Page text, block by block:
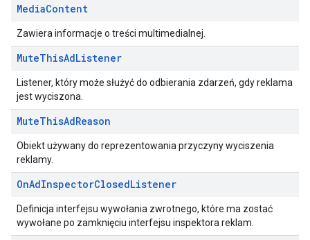
MediaContent
Zawiera informacje o treści multimedialnej.
MuteThisAdListener
Listener, który może służyć do odbierania zdarzeń, gdy reklama
jest wyciszona.
MuteThisAdReason
Obiekt używany do reprezentowania przyczyny wyciszenia
reklamy.
OnAdInspectorClosedListener
Definicja interfejsu wywołania zwrotnego, które ma zostać
wywołane po zamknięciu interfejsu inspektora reklam.